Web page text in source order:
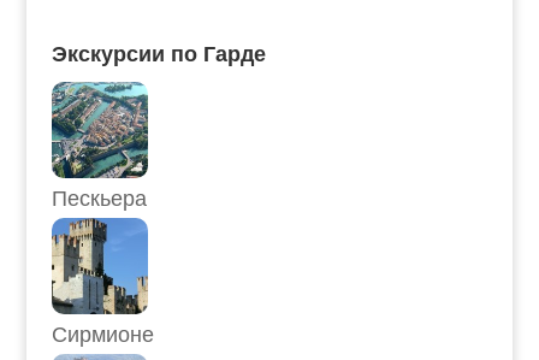
Экскурсии по Гарде
Пескьера
Сирмионе